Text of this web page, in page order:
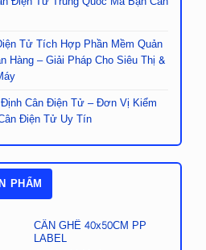
Tử Tích Hợp Phần Mềm Quản
Hàng – Giải Pháp Cho Siêu Thị &
Cân Điện Tử – Đơn Vị Kiểm
Điện Tử Uy Tín
PHẨM
CÂN GHẾ 40x50CM PP
LABEL